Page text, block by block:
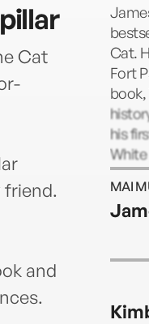
Cat
friend.
and
Cat.
Fort
his
MAI